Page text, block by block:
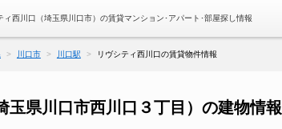
ィ西川口（埼玉県川口市）の賃貸マンション･アパート･部屋探し情報
川口市 川口駅 リヴシティ西川口の賃貸物件情報
玉県川口市西川口３丁目）の建物情報